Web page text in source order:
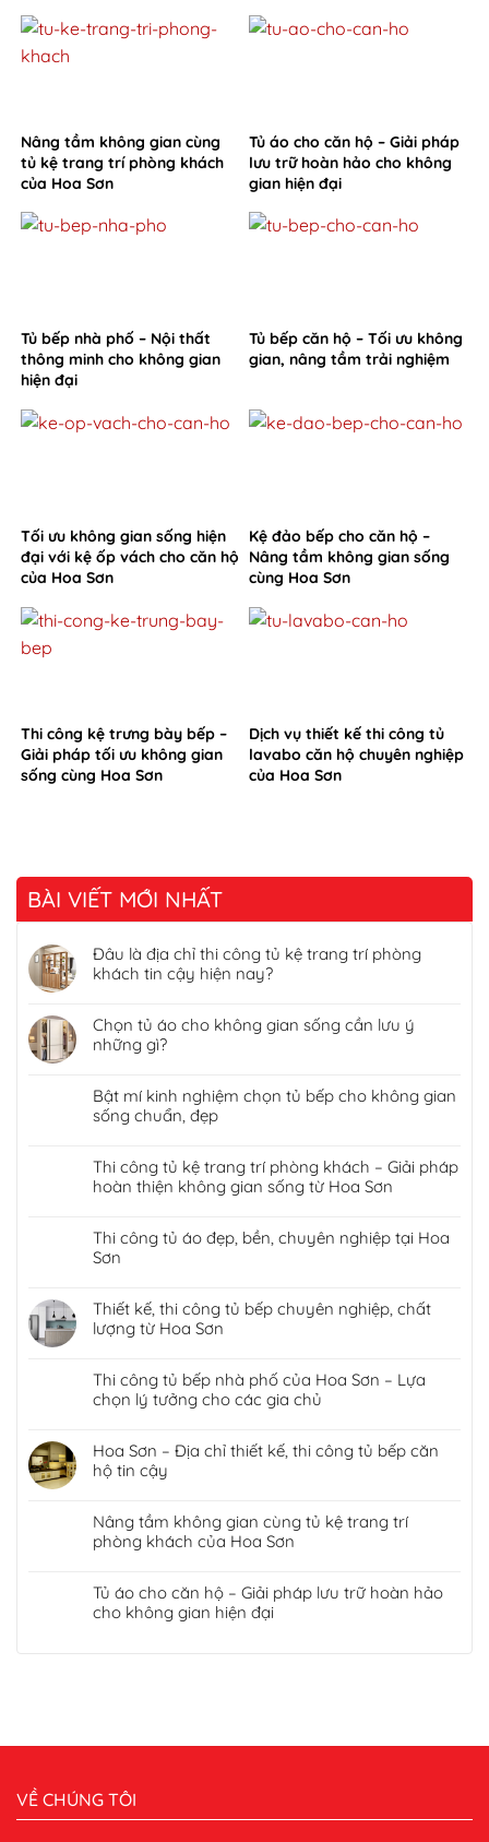
Nâng tầm không gian cùng
tủ kệ trang trí phòng khách
của Hoa Sơn
Tủ áo cho căn hộ – Giải pháp
lưu trữ hoàn hảo cho không
gian hiện đại
Tủ bếp nhà phố – Nội thất
thông minh cho không gian
hiện đại
Tủ bếp căn hộ – Tối ưu không
gian, nâng tầm trải nghiệm
Tối ưu không gian sống hiện
đại với kệ ốp vách cho căn hộ
của Hoa Sơn
Kệ đảo bếp cho căn hộ –
Nâng tầm không gian sống
cùng Hoa Sơn
Thi công kệ trưng bày bếp –
Giải pháp tối ưu không gian
sống cùng Hoa Sơn
Dịch vụ thiết kế thi công tủ
lavabo căn hộ chuyên nghiệp
của Hoa Sơn
BÀI VIẾT MỚI NHẤT
Đâu là địa chỉ thi công tủ kệ trang trí phòng
khách tin cậy hiện nay?
Chọn tủ áo cho không gian sống cần lưu ý
những gì?
Bật mí kinh nghiệm chọn tủ bếp cho không gian
sống chuẩn, đẹp
Thi công tủ kệ trang trí phòng khách – Giải pháp
hoàn thiện không gian sống từ Hoa Sơn
Thi công tủ áo đẹp, bền, chuyên nghiệp tại Hoa
Sơn
Thiết kế, thi công tủ bếp chuyên nghiệp, chất
lượng từ Hoa Sơn
Thi công tủ bếp nhà phố của Hoa Sơn – Lựa
chọn lý tưởng cho các gia chủ
Hoa Sơn – Địa chỉ thiết kế, thi công tủ bếp căn
hộ tin cậy
Nâng tầm không gian cùng tủ kệ trang trí
phòng khách của Hoa Sơn
Tủ áo cho căn hộ – Giải pháp lưu trữ hoàn hảo
cho không gian hiện đại
VỀ CHÚNG TÔI